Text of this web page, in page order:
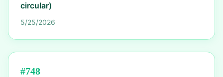
circular)
5/25/2026
#748